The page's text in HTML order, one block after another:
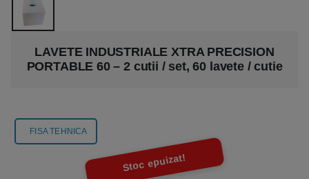
LAVETE INDUSTRIALE XTRA PRECISION
PORTABLE 60 – 2 cutii / set, 60 lavete / cutie
FISA TEHNICA
Stoc epuizat!